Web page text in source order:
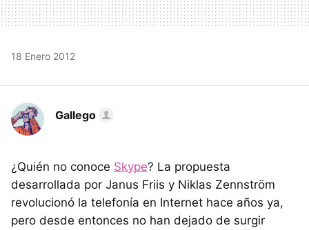
18 Enero 2012
Gallego
¿Quién no conoce Skype? La propuesta
desarrollada por Janus Friis y Niklas Zennström
revolucionó la telefonía en Internet hace años ya,
pero desde entonces no han dejado de surgir